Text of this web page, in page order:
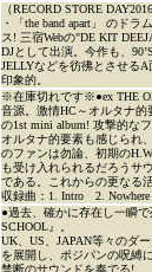
（RECORD STORE DAY2016
・「the band apart」 のド
ス! 三宿Webの"DE KIT
DJとして出演。今作も、
JELLYなどを彷彿とさせる
印象的。
※在庫切れです※●ex THE
音源。激情HC～オルタナ
の1st mini album! 攻撃的な
オルタナ的要素も感じられ
のファンは勿論、初期の
も受け入れられるだろうサ
である。これからの更なる
収録曲：1. Intro 2.
●過去、確かに存在し一瞬
SCHOOL』。
UK、US、JAPAN等々のダ
を展開し、ポジパンの呪縛
禁断のサウンドを奏でる!